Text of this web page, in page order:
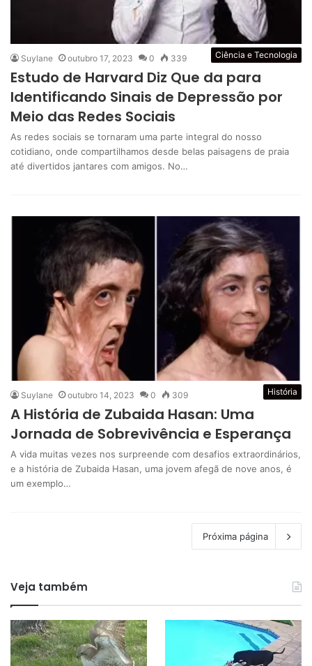
Ciência e Tecnologia
Suylane outubro 17, 2023 0 339
Estudo de Harvard Diz Que da para
Identificando Sinais de Depressão por
Meio das Redes Sociais
As redes sociais se tornaram uma parte integral do nosso
cotidiano, onde compartilhamos desde belas paisagens de praia
até divertidos jantares com amigos. No…
História
Suylane outubro 14, 2023 0 309
A História de Zubaida Hasan: Uma
Jornada de Sobrevivência e Esperança
A vida muitas vezes nos surpreende com desafios extraordinários,
e a história de Zubaida Hasan, uma jovem afegã de nove anos, é
um exemplo…
Próxima página
Veja também